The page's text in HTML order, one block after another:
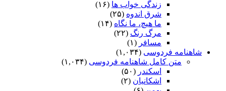
زندگی خواب ها (۱۶)
شرق اندوه (۲۵)
ما هیچ، ما نگاه (۱۴)
مرگ رنگ (۲۲)
مسافر (۱)
شاهنامه فردوسی (۱,۰۳۴)
متن کامل شاهنامه فردوسی (۱,۰۳۴)
اسکندر (۵۰)
اشکانیان (۲)